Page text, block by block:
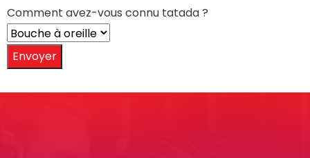
Comment avez-vous connu tatada ?